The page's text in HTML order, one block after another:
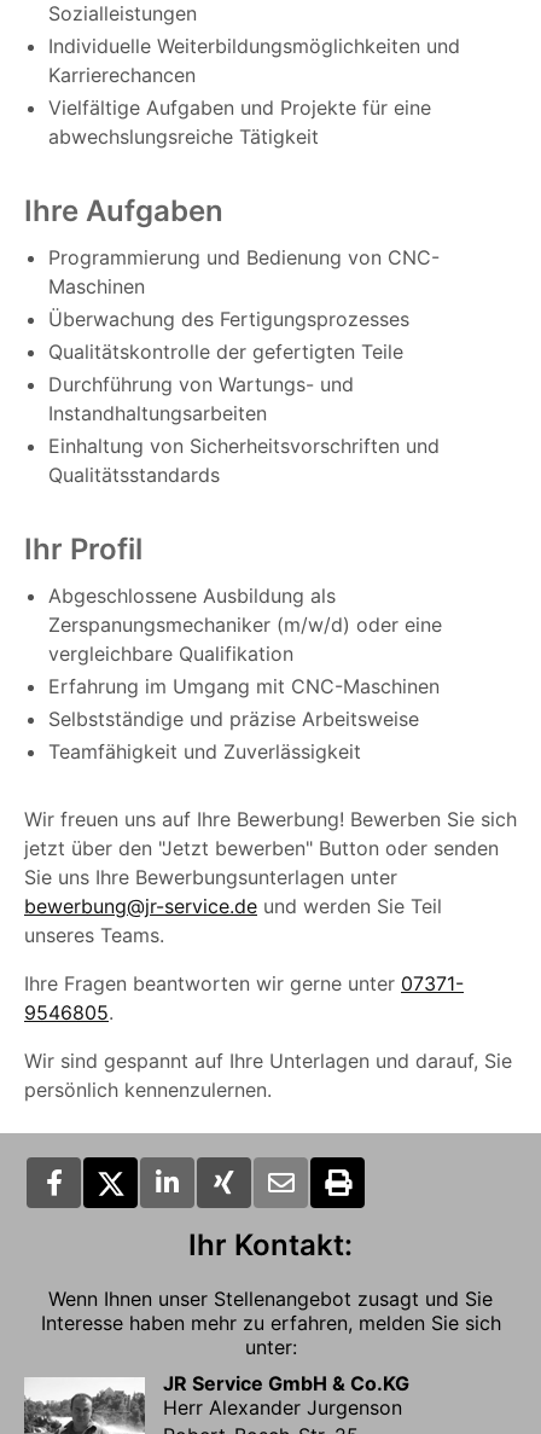
Sozialleistungen
Individuelle Weiterbildungsmöglichkeiten und
Karrierechancen
Vielfältige Aufgaben und Projekte für eine
abwechslungsreiche Tätigkeit
Ihre Aufgaben
Programmierung und Bedienung von CNC-
Maschinen
Überwachung des Fertigungsprozesses
Qualitätskontrolle der gefertigten Teile
Durchführung von Wartungs- und
Instandhaltungsarbeiten
Einhaltung von Sicherheitsvorschriften und
Qualitätsstandards
Ihr Profil
Abgeschlossene Ausbildung als
Zerspanungsmechaniker (m/w/d) oder eine
vergleichbare Qualifikation
Erfahrung im Umgang mit CNC-Maschinen
Selbstständige und präzise Arbeitsweise
Teamfähigkeit und Zuverlässigkeit
Wir freuen uns auf Ihre Bewerbung! Bewerben Sie sich
jetzt über den "Jetzt bewerben" Button oder senden
Sie uns Ihre Bewerbungsunterlagen unter
bewerbung@jr-service.de und werden Sie Teil
unseres Teams.
Ihre Fragen beantworten wir gerne unter 07371-
9546805.
Wir sind gespannt auf Ihre Unterlagen und darauf, Sie
persönlich kennenzulernen.
Ihr Kontakt:
Wenn Ihnen unser Stellenangebot zusagt und Sie
Interesse haben mehr zu erfahren, melden Sie sich
unter:
JR Service GmbH & Co.KG
Herr Alexander Jurgenson